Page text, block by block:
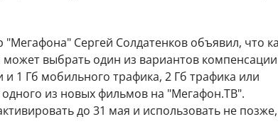
"Мегафона" Сергей Солдатенков объявил, что
выбрать один из вариантов
и 1 Гб мобильного трафика, 2 Гб трафика или
из новых фильмов на "Мегафон.ТВ".
до 31 мая и использовать не